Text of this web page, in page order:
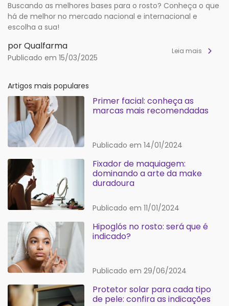
Buscando as melhores bases para o rosto? Conheça o que
há de melhor no mercado nacional e internacional e
escolha a sua!
por Qualfarma
Publicado em 15/03/2025
Leia mais
Artigos mais populares
Primer facial: conheça as
marcas mais recomendadas
Publicado em 14/01/2024
Fixador de maquiagem:
dominando a arte da make
duradoura
Publicado em 11/01/2024
Hipoglós no rosto: será que é
indicado?
Publicado em 29/06/2024
Protetor solar para cada tipo
de pele: confira as indicações